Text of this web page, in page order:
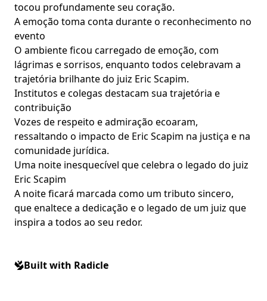
tocou profundamente seu coração.
A emoção toma conta durante o reconhecimento no
evento
O ambiente ficou carregado de emoção, com
lágrimas e sorrisos, enquanto todos celebravam a
trajetória brilhante do juiz Eric Scapim.
Institutos e colegas destacam sua trajetória e
contribuição
Vozes de respeito e admiração ecoaram,
ressaltando o impacto de Eric Scapim na justiça e na
comunidade jurídica.
Uma noite inesquecível que celebra o legado do juiz
Eric Scapim
A noite ficará marcada como um tributo sincero,
que enaltece a dedicação e o legado de um juiz que
inspira a todos ao seu redor.
Built with Radicle